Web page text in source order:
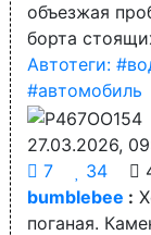
объезжая
борта
Автотеги:
#автомобиль
27.03.2026,
7
34
bumblebee :
поганая.